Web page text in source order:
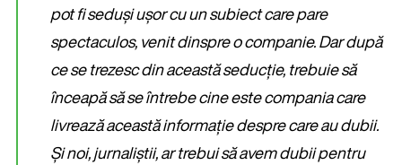
pot fi seduși ușor cu un subiect care pare
spectaculos, venit dinspre o companie. Dar după
ce se trezesc din această seducție, trebuie să
înceapă să se întrebe cine este compania care
livrează această informație despre care au dubii.
Și noi, jurnaliștii, ar trebui să avem dubii pentru